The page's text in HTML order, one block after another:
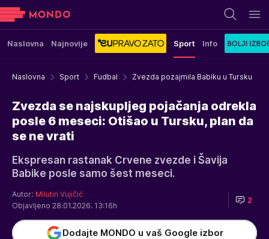
Naslovna Najnovije Sport Info
Naslovna Sport Fudbal Zvezda pozajmila Babiku u Tursku
Zvezda se najskupljeg pojačanja odrekla
posle 6 meseci: Otišao u Tursku, plan da
se ne vrati
Ekspresan rastanak Crvene zvezde i Šavija
Babike posle samo šest meseci.
Autor: Milutin Vujičić
Objavljeno 28.01.2026. 13:16h
2
Dodajte MONDO u vaš Google izbor